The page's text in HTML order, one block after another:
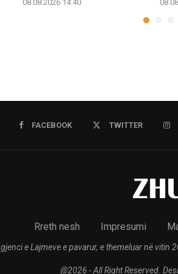
08.08.2026 14:40
FACEBOOK TWITTER
Rreth nesh Impresumi
e Lajmeve e pavarur, e themeluar në
@2026 - All Right Reserved.